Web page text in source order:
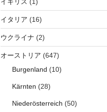
イタリア (16)
ウクライナ (2)
オーストリア (647)
Burgenland (10)
Kärnten (28)
Niederösterreich (50)